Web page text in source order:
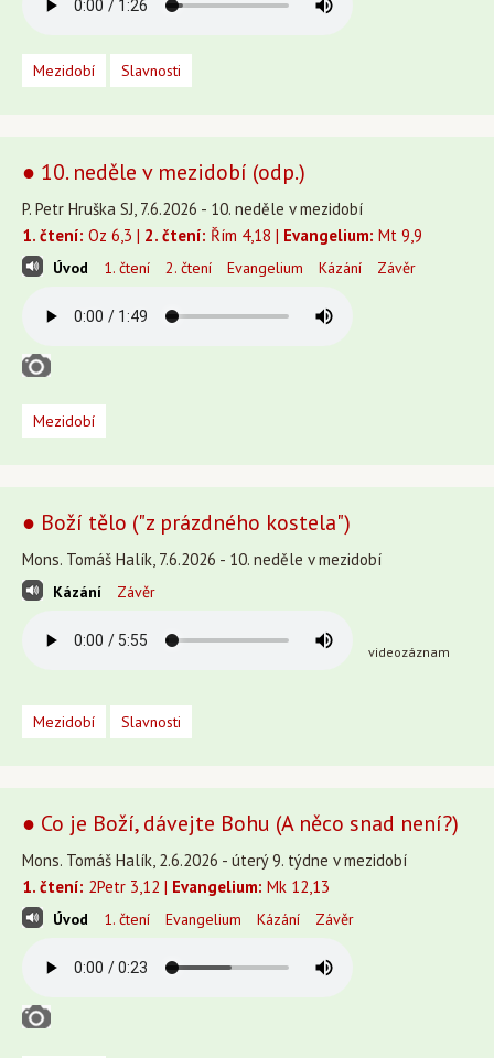
Mezidobí Slavnosti
● 10. neděle v mezidobí (odp.)
P. Petr Hruška SJ, 7.6.2026 - 10. neděle v mezidobí
1. čtení: Oz 6,3 | 2. čtení: Řím 4,18 | Evangelium: Mt 9,9
Úvod 1. čtení 2. čtení Evangelium Kázání Závěr
Mezidobí
● Boží tělo ("z prázdného kostela")
Mons. Tomáš Halík, 7.6.2026 - 10. neděle v mezidobí
Kázání Závěr
videozáznam
Mezidobí Slavnosti
● Co je Boží, dávejte Bohu (A něco snad není?)
Mons. Tomáš Halík, 2.6.2026 - úterý 9. týdne v mezidobí
1. čtení: 2Petr 3,12 | Evangelium: Mk 12,13
Úvod 1. čtení Evangelium Kázání Závěr